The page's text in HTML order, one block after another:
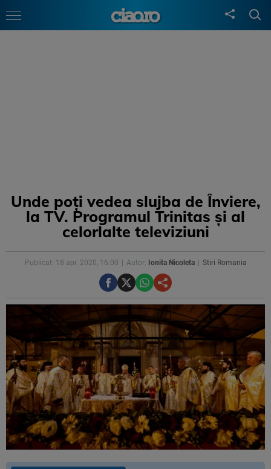
Unde poți vedea slujba de Înviere,
la TV. Programul Trinitas și al
celorlalte televiziuni
Publicat: 18 apr. 2020, 16:00 Autor: Ionita Nicoleta Stiri Romania